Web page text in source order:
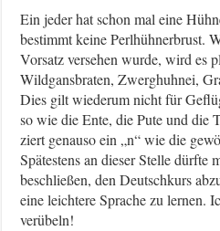
Ein jeder hat schon mal eine
bestimmt keine Perlhühnerbrust.
Vorsatz versehen wurde, wird es
Wildgansbraten, Zwerghuhnei,
Dies gilt wiederum nicht für
so wie die Ente, die Pute und die
ziert genauso ein „n“ wie die
Spätestens an dieser Stelle dürfte
beschließen, den Deutschkurs
eine leichtere Sprache zu lernen.
verübeln!